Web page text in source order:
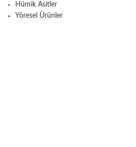
Hümik Asitler
Yöresel Ürünler